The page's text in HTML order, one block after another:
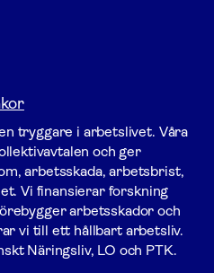
tryggare i arbetslivet. Våra
och ger
arbetsskada, arbetsbrist,
Vi finansierar forskning
arbets­skador och
vi till ett hållbart arbetsliv.
Näringsliv, LO och PTK.